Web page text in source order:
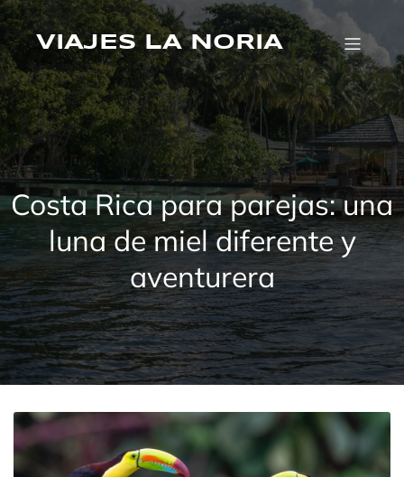
Saltar
al
contenidoVIAJES LA NORIA
Costa Rica para parejas: una
luna de miel diferente y
aventurera